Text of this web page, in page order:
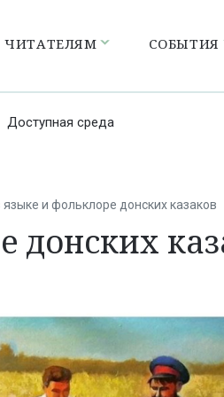
ЧИТАТЕЛЯМ СОБЫТИЯ
Доступная среда
языке и фольклоре донских казаков
донских